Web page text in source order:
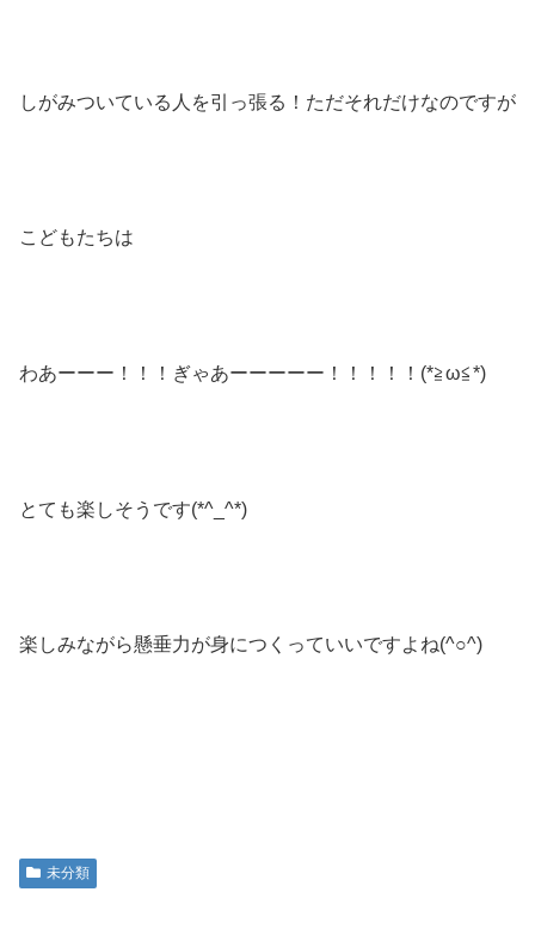
しがみついている人を引っ張る！ただそれだけなのですが
こどもたちは
わあーーー！！！ぎゃあーーーーー！！！！！(*≧ω≦*)
とても楽しそうです(*^_^*)
楽しみながら懸垂力が身につくっていいですよね(^○^)
未分類